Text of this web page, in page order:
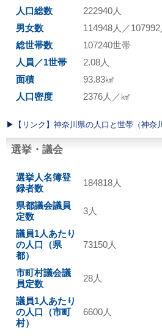
人口総数
222940人
男女数
114948人／107992
総世帯数
107240世帯
人員／1世帯
2.08人
面積
93.83㎢
人口密度
2376人／㎢
▶︎【リンク】神奈川県の人口と世帯（神奈
選挙・議会
選挙人名簿登
録者数
184818人
県都議会議員
定数
3人
議員1人あたり
の人口（県
都）
73150人
市町村議会議
員定数
28人
議員1人あたり
の人口（市町
村）
6600人